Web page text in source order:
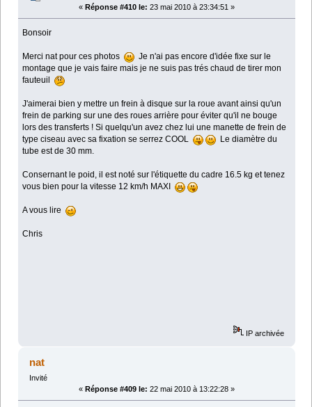
« Réponse #410 le: 23 mai 2010 à 23:34:51 »
Bonsoir
Merci nat pour ces photos
Je n'ai pas encore d'idée fixe sur le
montage que je vais faire mais je ne suis pas trés chaud de tirer mon
fauteuil
J'aimerai bien y mettre un frein à disque sur la roue avant ainsi qu'un
frein de parking sur une des roues arrière pour éviter qu'il ne bouge
lors des transferts ! Si quelqu'un avez chez lui une manette de frein de
type ciseau avec sa fixation se serrez COOL
Le diamètre du
tube est de 30 mm.
Consernant le poid, il est noté sur l'étiquette du cadre 16.5 kg et tenez
vous bien pour la vitesse 12 km/h MAXI
A vous lire
Chris
IP archivée
nat
Invité
« Réponse #409 le: 22 mai 2010 à 13:22:28 »